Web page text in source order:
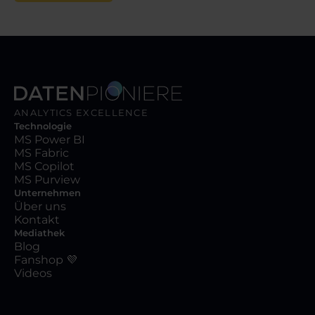
ANALYTICS EXCELLENCE
Technologie
MS Power BI
MS Fabric
MS Copilot
MS Purview
Unternehmen
Über uns
Kontakt
Mediathek
Blog
Fanshop 💜
Videos